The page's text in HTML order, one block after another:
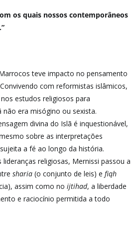
os quais nossos contemporâneos
teve impacto no pensamento
com reformistas islâmicos,
estudos religiosos para
não era misógino ou sexista.
divina do Islã é inquestionável,
sobre as interpretações
a fé ao longo da história.
religiosas, Mernissi passou a
sharia (o conjunto de leis) e fiqh
assim como no ijtihad, a liberdade
e raciocínio permitida a todo